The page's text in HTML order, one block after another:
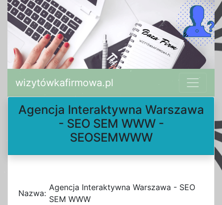
wizytówkafirmowa.pl
Agencja Interaktywna Warszawa
- SEO SEM WWW -
SEOSEMWWW
Nazwa:
Agencja Interaktywna Warszawa - SEO
SEM WWW